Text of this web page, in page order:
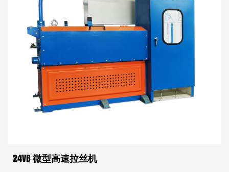
24VB 微型高速拉丝机